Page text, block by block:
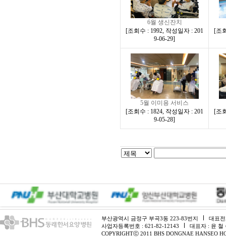
6월 생신잔치
[조회수 : 1992, 작성일자 : 201
9-06-29]
[조
5월 이미용 서비스
[조회수 : 1824, 작성일자 : 201
9-05-28]
[조
부산광역시 금정구 부곡3동 223-83번지
대표
사업자등록번호 : 621-82-12143
대표자 : 윤 철
COPYRIGHTⓒ 2011 BHS DONGNAE HANSEO